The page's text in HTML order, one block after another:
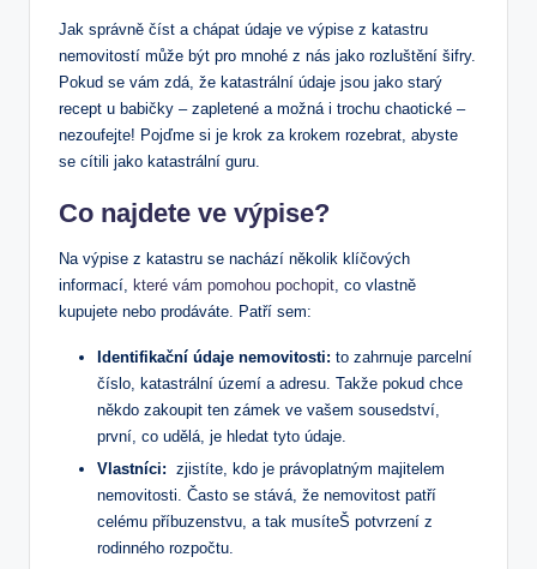
Jak správně číst a chápat ‌údaje ⁣ve ​výpise z katastru
nemovitostí může být ‍pro mnohé z​ nás ⁤jako ⁤rozluštění šifry.
Pokud se ⁤vám ⁣zdá,‌ že katastrální‌ údaje jsou ⁣jako starý
recept ⁤u babičky – zapletené a možná ⁤i trochu chaotické –
⁣nezoufejte! Pojďme si je krok za krokem rozebrat, abyste‌
se cítili⁣ jako​ katastrální guru.
Co najdete ve ‌výpise?
Na výpise z katastru se​ nachází několik klíčových
informací, ​ které vám pomohou pochopit, co vlastně
kupujete nebo prodáváte. ‍Patří sem:
Identifikační údaje nemovitosti: to zahrnuje parcelní
číslo, katastrální území⁣ a adresu. Takže pokud chce
někdo zakoupit ten zámek ve vašem sousedství,
první, co udělá, je hledat tyto ‍údaje.
Vlastníci: ⁢ zjistíte, kdo je ‍právoplatným majitelem
nemovitosti. Často ⁤se stává, že nemovitost ​patří
celému příbuzenstvu, a tak musíteŠ potvrzení z
rodinného rozpočtu.